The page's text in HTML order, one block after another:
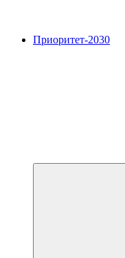
Приоритет-2030